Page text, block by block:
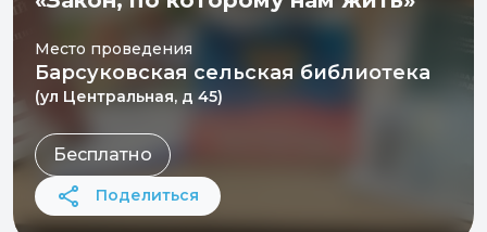
Место проведения
Барсуковская сельская библиотека
(ул Центральная, д 45)
Бесплатно
Поделиться